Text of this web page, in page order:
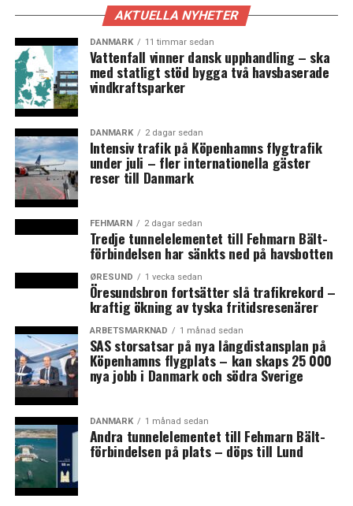
Språket en utmaning vid dansk-svensk
beredskapsövning i Øresundsförbindelsens tunnel
AKTUELLA NYHETER
DANMARK 11 timmar sedan
Vattenfall vinner dansk upphandling – ska
med statligt stöd bygga två havsbaserade
vindkraftsparker
DANMARK 2 dagar sedan
Intensiv trafik på Köpenhamns flygtrafik
under juli – fler internationella gäster
reser till Danmark
FEHMARN 2 dagar sedan
Tredje tunnelelementet till Fehmarn Bält-
förbindelsen har sänkts ned på havsbotten
ØRESUND 1 vecka sedan
Öresundsbron fortsätter slå trafikrekord –
kraftig ökning av tyska fritidsresenärer
ARBETSMARKNAD 1 månad sedan
SAS storsatsar på nya långdistansplan på
Köpenhamns flygplats – kan skaps 25 000
nya jobb i Danmark och södra Sverige
DANMARK 1 månad sedan
Andra tunnelelementet till Fehmarn Bält-
förbindelsen på plats – döps till Lund